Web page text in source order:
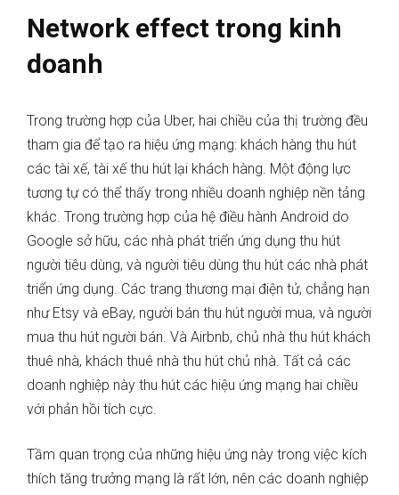
Network effect trong kinh
doanh
Trong trường hợp của Uber, hai chiều của thị trường đều
tham gia để tạo ra hiệu ứng mạng: khách hàng thu hút
các tài xế, tài xế thu hút lại khách hàng. Một động lực
tương tự có thể thấy trong nhiều doanh nghiệp nền tảng
khác. Trong trường hợp của hệ điều hành Android do
Google sở hữu, các nhà phát triển ứng dụng thu hút
người tiêu dùng, và người tiêu dùng thu hút các nhà phát
triển ứng dụng. Các trang thương mại điện tử, chẳng hạn
như Etsy và eBay, người bán thu hút người mua, và người
mua thu hút người bán. Và Airbnb, chủ nhà thu hút khách
thuê nhà, khách thuê nhà thu hút chủ nhà. Tất cả các
doanh nghiệp này thu hút các hiệu ứng mạng hai chiều
với phản hồi tích cực.
Tầm quan trọng của những hiệu ứng này trong việc kích
thích tăng trưởng mạng là rất lớn, nên các doanh nghiệp